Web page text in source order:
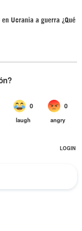
Ucrania a guerra ¿Qué